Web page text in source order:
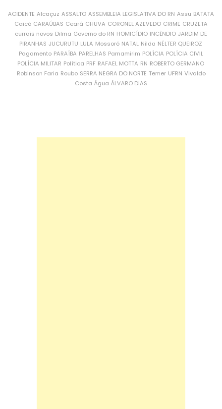
ACIDENTE Alcaçuz ASSALTO ASSEMBLEIA LEGISLATIVA DO RN Assu BATATA
Caicó CARAÚBAS Ceará CHUVA CORONEL AZEVEDO CRIME CRUZETA
currais novos Dilma Governo do RN HOMICÍDIO INCÊNDIO JARDIM DE
PIRANHAS JUCURUTU LULA Mossoró NATAL Nilda NÉLTER QUEIROZ
Pagamento PARAÍBA PARELHAS Parnamirim POLÍCIA POLÍCIA CIVIL
POLÍCIA MILITAR Política PRF RAFAEL MOTTA RN ROBERTO GERMANO
Robinson Faria Roubo SERRA NEGRA DO NORTE Temer UFRN Vivaldo
Costa Água ÁLVARO DIAS